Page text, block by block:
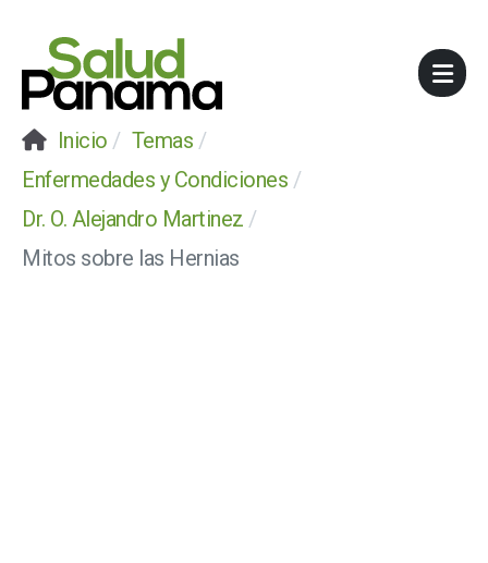
Inicio
Temas
Enfermedades y Condiciones
Dr. O. Alejandro Martinez
Mitos sobre las Hernias